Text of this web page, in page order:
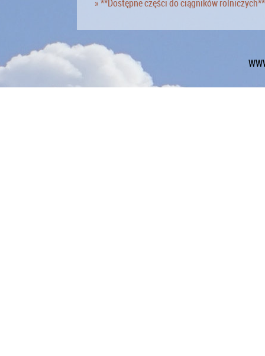
» **Dostępne części do ciągników rolniczych**